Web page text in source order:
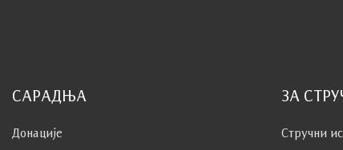
САРАДЊА
Донације
ЗА
Стручни